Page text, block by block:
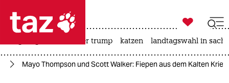
 taz zahl ich
taz zahl ich

taz zahl ich
usa unter trump katzen landtagswahl in
Mayo Thompson und Scott Walker: Fiepen aus dem Kalten Krieg